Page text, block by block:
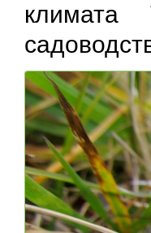
климата